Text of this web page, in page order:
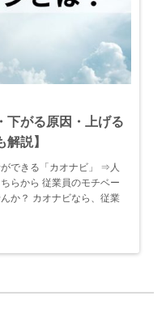
がる原因・上げる
説】
できる「カオナビ」 ⇒人
らから 従業員のモチベー
か？ カオナビなら、従業